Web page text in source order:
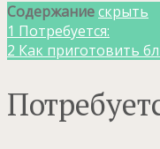
Содержаниескрыть
1 Потребуется:
2 Как приготовить